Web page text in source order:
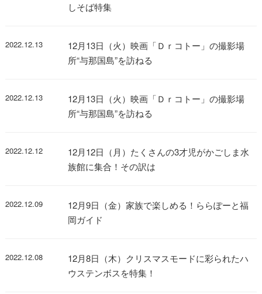
しそば特集
2022.12.13
12月13日（火）映画「Ｄｒコトー」の撮影場
所“与那国島”を訪ねる
2022.12.13
12月13日（火）映画「Ｄｒコトー」の撮影場
所“与那国島”を訪ねる
2022.12.12
12月12日（月）たくさんの3才児がかごしま水
族館に集合！その訳は
2022.12.09
12月9日（金）家族で楽しめる！ららぽーと福
岡ガイド
2022.12.08
12月8日（木）クリスマスモードに彩られたハ
ウステンボスを特集！